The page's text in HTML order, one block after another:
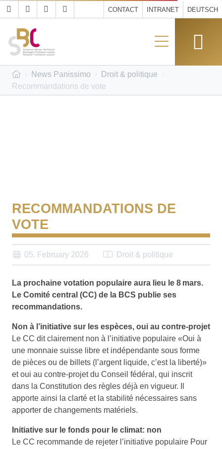
CONTACT INTRANET DEUTSCH
News Panissimo
Droit & politique
Recommandations de vote
RECOMMANDATIONS DE
VOTE
05. February 2026 Droit & politique
La prochaine votation populaire aura lieu le 8 mars.
Le Comité central (CC) de la BCS publie ses
recommandations.
Non à l’initiative sur les espèces, oui au contre-projet
Le CC dit clairement non à l’initiative populaire «Oui à
une monnaie suisse libre et indépendante sous forme
de pièces ou de billets (l’argent liquide, c’est la liberté)»
et oui au contre-projet du Conseil fédéral, qui inscrit
dans la Constitution des règles déjà en vigueur. Il
apporte ainsi la clarté et la stabilité nécessaires sans
apporter de changements matériels.
Initiative sur le fonds pour le climat: non
Le CC recommande de rejeter l’initiative populaire Pour